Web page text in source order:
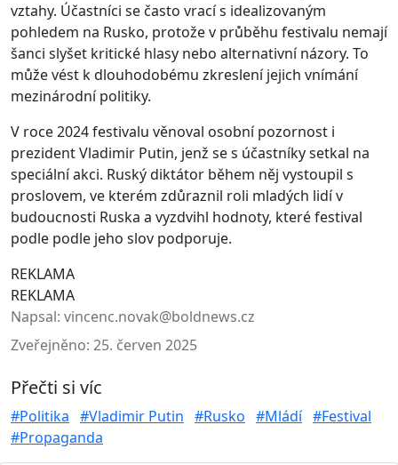
vztahy. Účastníci se často vrací s idealizovaným
pohledem na Rusko, protože v průběhu festivalu nemají
šanci slyšet kritické hlasy nebo alternativní názory. To
může vést k dlouhodobému zkreslení jejich vnímání
mezinárodní politiky.
V roce 2024 festivalu věnoval osobní pozornost i
prezident Vladimir Putin, jenž se s účastníky setkal na
speciální akci. Ruský diktátor během něj vystoupil s
proslovem, ve kterém zdůraznil roli mladých lidí v
budoucnosti Ruska a vyzdvihl hodnoty, které festival
podle podle jeho slov podporuje.
REKLAMA
REKLAMA
Napsal: vincenc.novak@boldnews.cz
Zveřejněno: 25. červen 2025
Přečti si víc
#Politika #Vladimir Putin #Rusko #Mládí #Festival
#Propaganda